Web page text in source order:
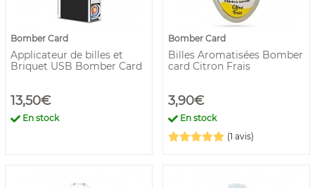
Bomber Card
Applicateur de billes et
Briquet USB Bomber Card
13,50€
En stock
Bomber Card
Billes Aromatisées Bomber
card Citron Frais
3,90€
En stock
(1 avis)